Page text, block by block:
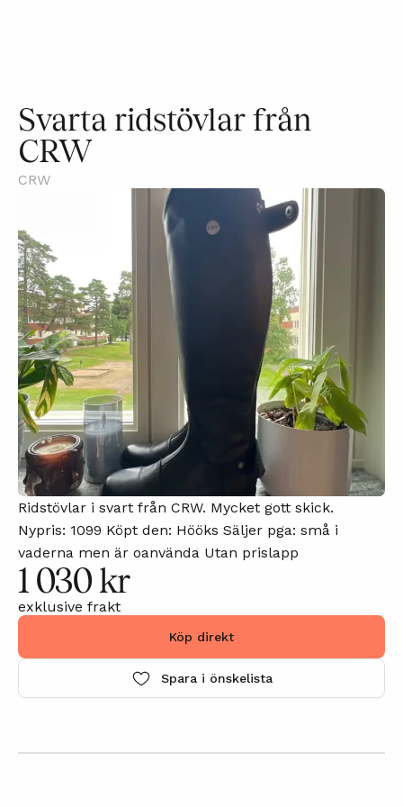
Svarta ridstövlar från
CRW
CRW
Ridstövlar i svart från CRW. Mycket gott skick.
Nypris: 1099 Köpt den: Hööks Säljer pga: små i
vaderna men är oanvända Utan prislapp
1 030 kr
exklusive frakt
Köp direkt
Spara i önskelista